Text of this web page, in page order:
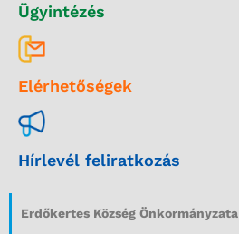
Ügyintézés
Elérhetőségek
Hírlevél feliratkozás
Erdőkertes Község Önkormányzata